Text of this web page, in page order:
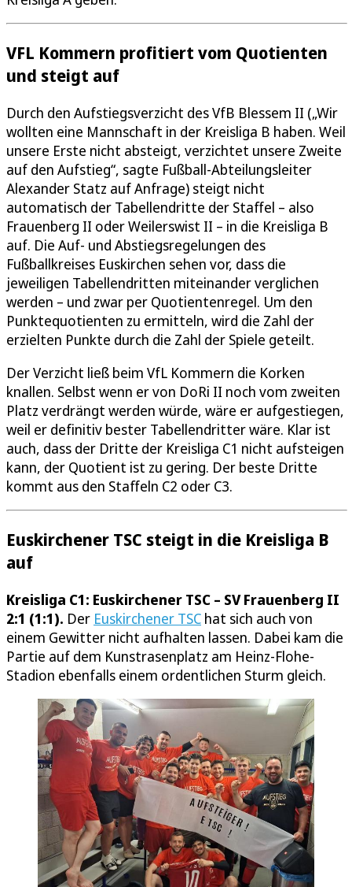
VFL Kommern profitiert vom Quotienten
und steigt auf
Durch den Aufstiegsverzicht des VfB Blessem II („Wir
wollten eine Mannschaft in der Kreisliga B haben. Weil
unsere Erste nicht absteigt, verzichtet unsere Zweite
auf den Aufstieg“, sagte Fußball-Abteilungsleiter
Alexander Statz auf Anfrage) steigt nicht
automatisch der Tabellendritte der Staffel – also
Frauenberg II oder Weilerswist II – in die Kreisliga B
auf. Die Auf- und Abstiegsregelungen des
Fußballkreises Euskirchen sehen vor, dass die
jeweiligen Tabellendritten miteinander verglichen
werden – und zwar per Quotientenregel. Um den
Punktequotienten zu ermitteln, wird die Zahl der
erzielten Punkte durch die Zahl der Spiele geteilt.
Der Verzicht ließ beim VfL Kommern die Korken
knallen. Selbst wenn er von DoRi II noch vom zweiten
Platz verdrängt werden würde, wäre er aufgestiegen,
weil er definitiv bester Tabellendritter wäre. Klar ist
auch, dass der Dritte der Kreisliga C1 nicht aufsteigen
kann, der Quotient ist zu gering. Der beste Dritte
kommt aus den Staffeln C2 oder C3.
Euskirchener TSC steigt in die Kreisliga B
auf
Kreisliga C1: Euskirchener TSC – SV Frauenberg II
2:1 (1:1). Der Euskirchener TSC hat sich auch von
einem Gewitter nicht aufhalten lassen. Dabei kam die
Partie auf dem Kunstrasenplatz am Heinz-Flohe-
Stadion ebenfalls einem ordentlichen Sturm gleich.